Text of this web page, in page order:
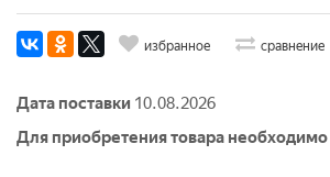
избранное сравнение
Дата поставки 10.08.2026
Для приобретения товара